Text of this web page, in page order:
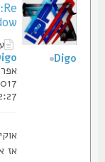
shadow
על ידי
Digo
אפריל
2017,
12:27
אוקי...
אז
Digo